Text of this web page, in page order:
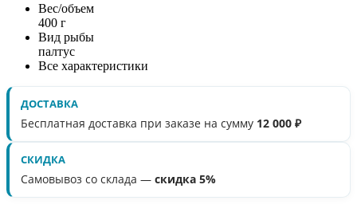
Вес/объем
400 г
Вид рыбы
палтус
Все характеристики
ДОСТАВКА
Бесплатная доставка при заказе на сумму 12 000 ₽
СКИДКА
Самовывоз со склада — скидка 5%